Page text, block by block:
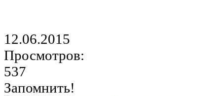
12.06.2015
Просмотров:
537
Запомнить!